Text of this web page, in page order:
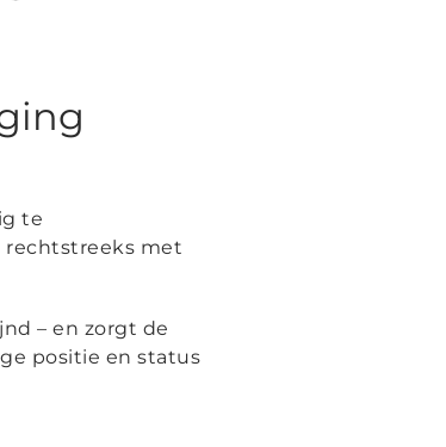
te
rechtstreeks met
– en zorgt de
positie en status